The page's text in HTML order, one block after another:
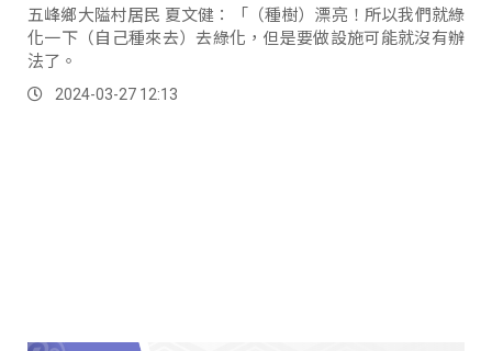
五峰鄉大隘村居民 夏文健：「（種樹）漂亮！所以我們就綠
化一下（自己種來去）去綠化，但是要做設施可能就沒有辦
法了。
2024-03-27 12:13